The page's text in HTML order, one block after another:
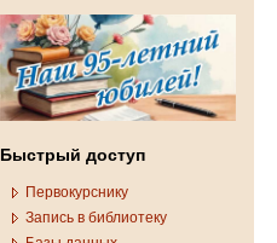
Быстрый доступ
Первокурснику
Запись в библиотеку